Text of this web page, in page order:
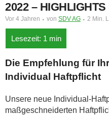
022 – HIGHLIGHTS
Vor 4 Jahren von SDV AG 2 Min.
Die Empfehlung für
Individual Haftpflicht
Unsere neue Individual-
maßgeschneiderten